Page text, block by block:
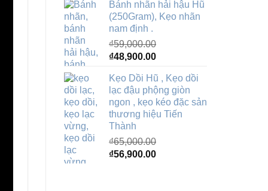
là:
₫45,000.00.
tại
là:
Bánh nhãn hải hậu Hũ
(250Gram), Kẹo nhãn
nam định .
₫59,000.00
Giá
là:
₫59,000.00.
₫48,900.00Giá
tại
là:
₫48,900.00.
Kẹo Dồi Hũ , Kẹo dồi
lạc đậu phộng giòn
ngon , kẹo kéo đặc sản
thương hiệu Tiến
Thành
₫65,000.00
Giá
₫56,900.00Giá